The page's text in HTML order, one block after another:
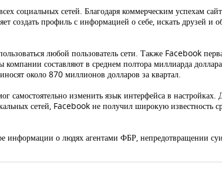
социальных сетей. Благодаря коммерческим успехам
профиль с информацией о себе, искать друзей и
любой пользователь сети. Также Facebook
составляют в среднем полтора миллиарда доллара
около 870 миллионов долларов за квартал.
самостоятельно изменить язык интерфейса в
сетей, Facebook не получил широкую известность
информации о людях агентами ФБР, непредотвращении